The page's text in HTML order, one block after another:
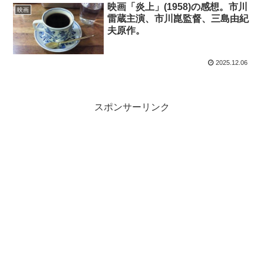
映画
映画「炎上」(1958)の感想。市川
雷蔵主演、市川崑監督、三島由紀
夫原作。
2025.12.06
スポンサーリンク